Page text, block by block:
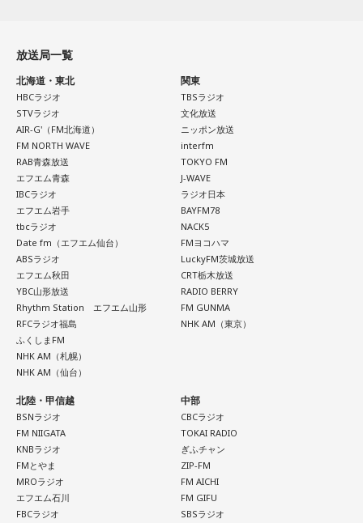
けします。
----------------------------------------------------
この日の放送をradikoタイムフリーで聴く
※放送エリア外の方は、プレミアム会員の登録でご利用いた
だけます。
----------------------------------------------------
＜番組概要＞
番組名：JA全農 COUNTDOWN JAPAN
放送エリア：TOKYO FMをはじめとする、JFN全国38局ネッ
ト
放送日時：毎週土曜 13:00～13:53
パーソナリティ：遠山大輔（グランジ）、潮紗理菜
番組Webサイト：
https://www.tfm.co.jp/countdownjapan/
番組公式X：@JA_CDJ
例えば、小さいお子さんがいるときって、やっぱり楽しいけ
れど身体がついていけないときって、ちょっと子育てが憂鬱
になったりする時って出ちゃうじゃないですか。子どもの元
気な「キャー！」というのも、元気なときには「もう！」と
いうくらいで済むけれど、頭が痛いときはキツイもんね。そ
ういうことなんですよね。
自分の体力、コンディション。「元気」の「気」は中がお米
（氣）だから、しっかり食べて、元気をつけていってくださ
い。それも、仕事のうちです。
パートナーの奥迫協子、パーソナリティの江原啓之
●江原啓之 今夜の格言
「フィジカルはスピリチュアルの基本です」
番組名：Dr.Recella presents 江原啓之 おと語り
放送日時：TOKYO FM／FM 大阪 毎週日曜 22:00～22:25、エ
フエム山陰 毎週土曜 12:30～12:55
出演者：江原啓之、奥迫協子
番組Webサイト：
https://www.tfm.co.jp/oto/
ダムの水は「溜め込んだ本音や感情」を暗示しています。ダ
ムの何が気になったかで、あなたがなぜ言いたいことを飲み
込んでしまうのか……その理由と、我慢の深さがわかります。
【解答】
1．こぼれてしまわないか……我慢しすぎ度90％
限界が気になったあなた。本音をギリギリまで溜め込んでい
ませんか。「嫌われるかも」という不安から、言葉を飲み込
み続けてきたのでは。でも、あなたが少し本音を見せても、
大切な人は離れていきません。小さな「イヤ」から、言葉に
してみましょう。
2．こんなに必要なのか……我慢しすぎ度45％
水の価値を気にしたあなた。裏を返せば、自分の意見に「言
うほどの価値があるのかな」と、自信を持てずにいるのかも
しれません。しかし、あなたの考えには、ちゃんと意味があ
ります。肩の力を抜いて、まずは思ったことを口にする練習
3．壊れる心配はないか……我慢しすぎ度70％
ダムが壊れないか気になったあなた。対立することで関係が
壊れるのを恐れ、その場を丸く収めるために本音を飲み込む
タイプです。ですが、健全なぶつかり合いは、関係をむしろ
深めるもの。意見を伝えることは、わがままではないと考え
てみては。
放送局一覧
北海道・東北
HBCラジオ
STVラジオ
AIR-G'（FM北海道）
FM NORTH WAVE
RAB青森放送
エフエム青森
IBCラジオ
エフエム岩手
tbcラジオ
Date fm（エフエム仙台）
ABSラジオ
エフエム秋田
YBC山形放送
Rhythm Station エフエム山形
RFCラジオ福島
ふくしまFM
NHK AM（札幌）
NHK AM（仙台）
関東
TBSラジオ
文化放送
ニッポン放送
interfm
TOKYO FM
J-WAVE
ラジオ日本
BAYFM78
NACK5
FMヨコハマ
LuckyFM茨城放送
CRT栃木放送
RADIO BERRY
FM GUNMA
NHK AM（東京）
北陸・甲信越
BSNラジオ
FM NIIGATA
KNBラジオ
FMとやま
MROラジオ
エフエム石川
FBCラジオ
中部
CBCラジオ
TOKAI RADIO
ぎふチャン
ZIP-FM
FM AICHI
FM GIFU
SBSラジオ